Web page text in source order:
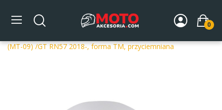
0
Strona główna DLA MOTOCYKLA Szyby
Szyby
(MT-09) /GT RN57 2018-, forma TM, przyciemniana